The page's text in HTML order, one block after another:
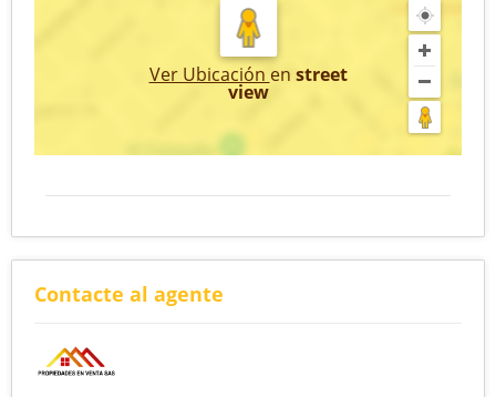
Ver Ubicación en street
view
Contacte al agente